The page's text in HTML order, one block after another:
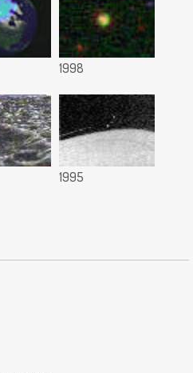
1998
1995